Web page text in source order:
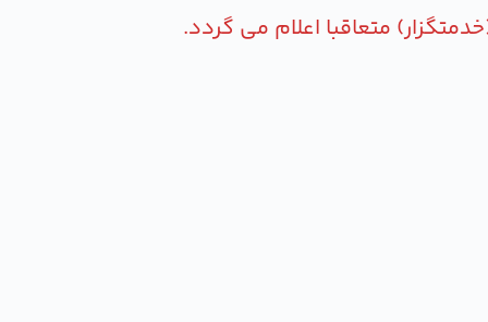
متعاقبا اعلام می گردد.